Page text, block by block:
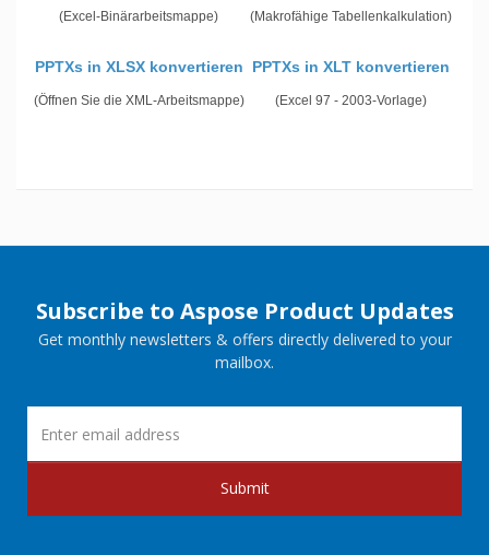
(Excel-Binärarbeitsmappe) (Makrofähige Tabellenkalkulation)
PPTXs in XLSX konvertieren
(Öffnen Sie die XML-Arbeitsmappe)
PPTXs in XLT konvertieren
(Excel 97 - 2003-Vorlage)
Subscribe to Aspose Product Updates
Get monthly newsletters & offers directly delivered to your
mailbox.
Submit